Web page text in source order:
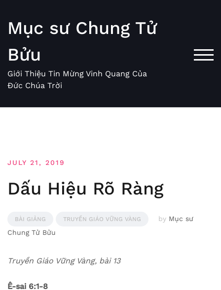
content
Mục sư Chung Tử
Bửu
Giới Thiệu Tin Mừng Vinh Quang Của
Đức Chúa Trời
JULY 21, 2019
Dấu Hiệu Rõ Ràng
BÀI GIẢNG TRUYỀN GIÁO VỮNG VÀNG by Mục sư
Chung Tử Bửu
Truyền Giáo Vững Vàng, bài 13
Ê-sai 6:1-8